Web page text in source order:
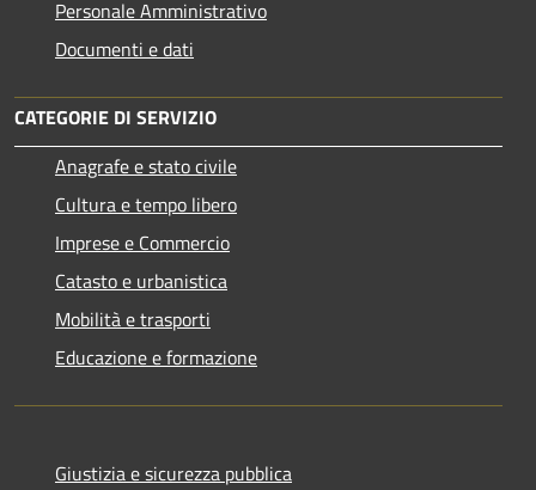
Personale Amministrativo
Documenti e dati
CATEGORIE DI SERVIZIO
Anagrafe e stato civile
Cultura e tempo libero
Imprese e Commercio
Catasto e urbanistica
Mobilità e trasporti
Educazione e formazione
Giustizia e sicurezza pubblica